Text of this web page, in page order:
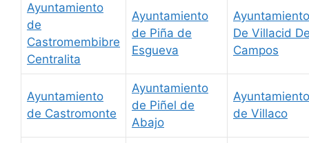
Ayuntamiento
de
Castromembibre
Centralita
Ayuntamiento
de Piña de
Esgueva
Ayuntamiento
De Villacid
Campos
Ayuntamiento
de Castromonte
Ayuntamiento
de Piñel de
Abajo
Ayuntamiento
de Villaco